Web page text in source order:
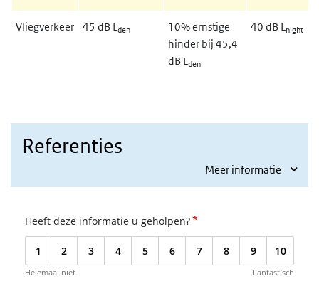
Vliegverkeer 45 dB Lden
10% ernstige
hinder bij 45,4
dB Lden
40 dB Lnight
Referenties
Meer informatie
Heeft deze informatie u geholpen?*
1 2 3 4 5 6 7 8 9 10
Helemaal niet Fantastisch